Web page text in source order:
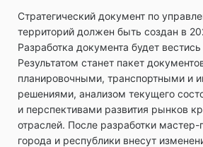
Стратегический документ по
территорий должен быть создан в
Разработка документа будет вестись
Результатом станет пакет
планировочными, транспортными и
решениями, анализом текущего
и перспективами развития рынков
отраслей. После разработки мастер-
города и республики внесут